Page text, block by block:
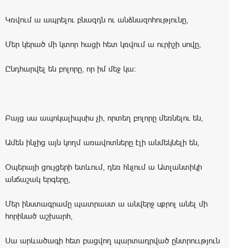
Կռվում ա ապրելու բնազդն ու անձնազոհությունը,
Մեր կերած մի կտոր հացի հետ կռվում ա ուրիշի սովը,
Ընդհարվել են բոլորը, որ իմ մեջ կա:
Բայց սա ապոկալիպսիս չի, որտեղ բոլորը մեռնելու են,
Ամեն ինչից այն կողմ առավոտները էլի անմեկնելի են,
Օպերայի ցույցերի ետևում, դեռ հնչում ա Ատլանտիկի
անճաշակ երգերը,
Մեր ինստագրամը պատրաստ ա անվերջ սքրոլ անել մի
հորինած աշխարհ,
Սա արևածագի հետ բացվող պարտադրված ընտրոււթյուն